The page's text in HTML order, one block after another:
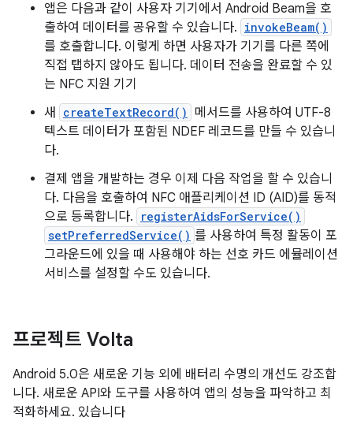
앱은 다음과 같이 사용자 기기에서 Android Beam을 호
출하여 데이터를 공유할 수 있습니다. invokeBeam()
를 호출합니다. 이렇게 하면 사용자가 기기를 다른 쪽에
직접 탭하지 않아도 됩니다. 데이터 전송을 완료할 수 있
는 NFC 지원 기기
새
createTextRecord()
메서드를 사용하여 UTF-8
텍스트 데이터가 포함된 NDEF 레코드를 만들 수 있습니
다.
결제 앱을 개발하는 경우 이제 다음 작업을 할 수 있습니
다. 다음을 호출하여 NFC 애플리케이션 ID (AID)를 동적
으로 등록합니다.
registerAidsForService()
setPreferredService() 를 사용하여 특정 활동이 포
그라운드에 있을 때 사용해야 하는 선호 카드 에뮬레이션
서비스를 설정할 수도 있습니다.
프로젝트 Volta
Android 5.0은 새로운 기능 외에 배터리 수명의 개선도 강조합
니다. 새로운 API와 도구를 사용하여 앱의 성능을 파악하고 최
적화하세요. 있습니다